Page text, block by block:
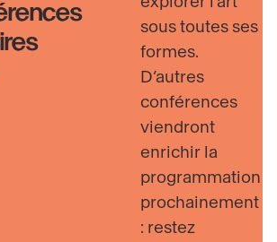
sous toutes ses
formes.
D’autres
conférences
viendront
enrichir la
programmation
prochainement
: restez